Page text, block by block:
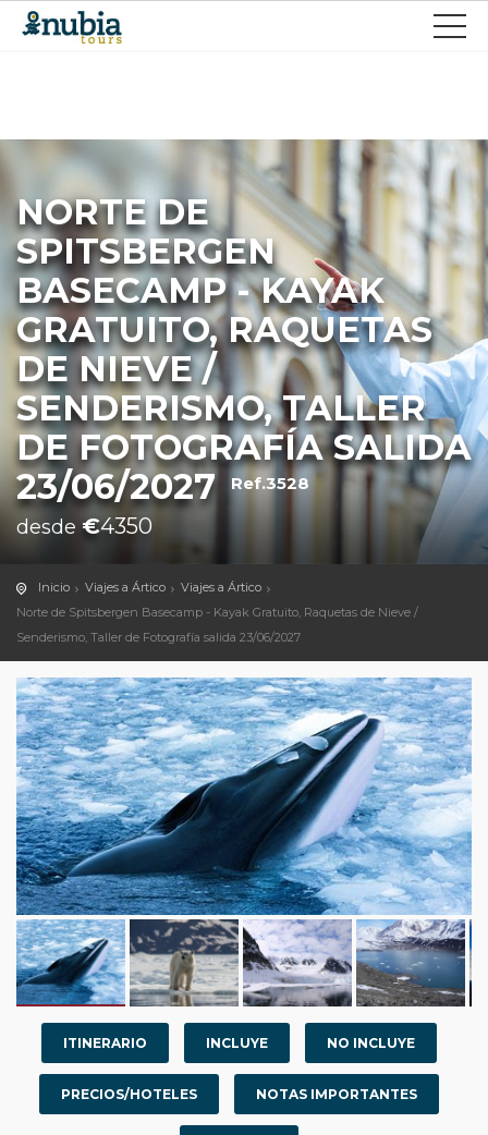
NORTE DE
SPITSBERGEN
BASECAMP - KAYAK
GRATUITO, RAQUETAS
DE NIEVE /
SENDERISMO, TALLER
DE FOTOGRAFÍA SALIDA
23/06/2027
Ref.3528
desde €4350
Inicio Viajes a Ártico
Viajes a Ártico
Norte de Spitsbergen Basecamp - Kayak Gratuito, Raquetas de Nieve /
Senderismo, Taller de Fotografía salida 23/06/2027
ITINERARIO INCLUYE NO INCLUYE
PRECIOS/HOTELES NOTAS IMPORTANTES